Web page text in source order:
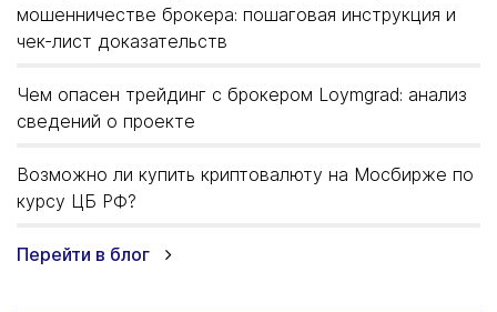
мошенничестве брокера: пошаговая инструкция и
чек-лист доказательств
Чем опасен трейдинг с брокером Loymgrad: анализ
сведений о проекте
Возможно ли купить криптовалюту на Мосбирже по
курсу ЦБ РФ?
Перейти в блог